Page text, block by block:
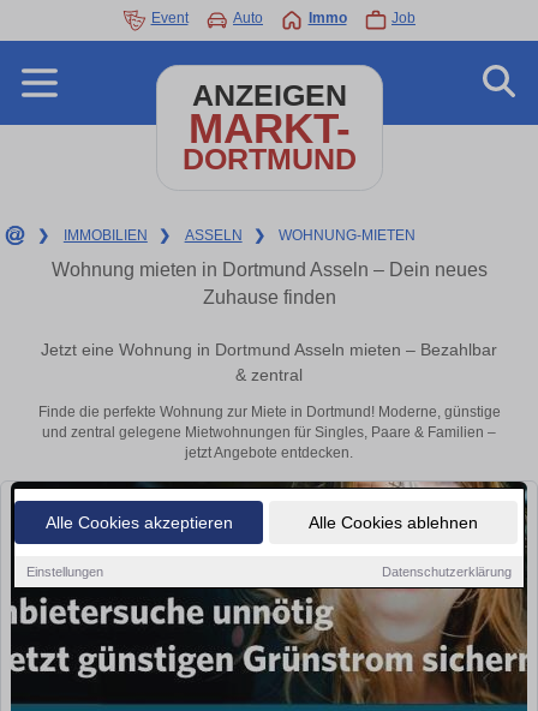
Alle Cookies akzeptieren Alle Cookies ablehnen
Einstellungen Datenschutzerklärung
Event Auto Immo Job
ANZEIGEN
MARKT-
DORTMUND
❯ IMMOBILIEN ❯ ASSELN ❯ WOHNUNG-MIETEN
Wohnung mieten in Dortmund Asseln – Dein neues
Zuhause finden
Jetzt eine Wohnung in Dortmund Asseln mieten – Bezahlbar
& zentral
Finde die perfekte Wohnung zur Miete in Dortmund! Moderne, günstige
und zentral gelegene Mietwohnungen für Singles, Paare & Familien –
jetzt Angebote entdecken.